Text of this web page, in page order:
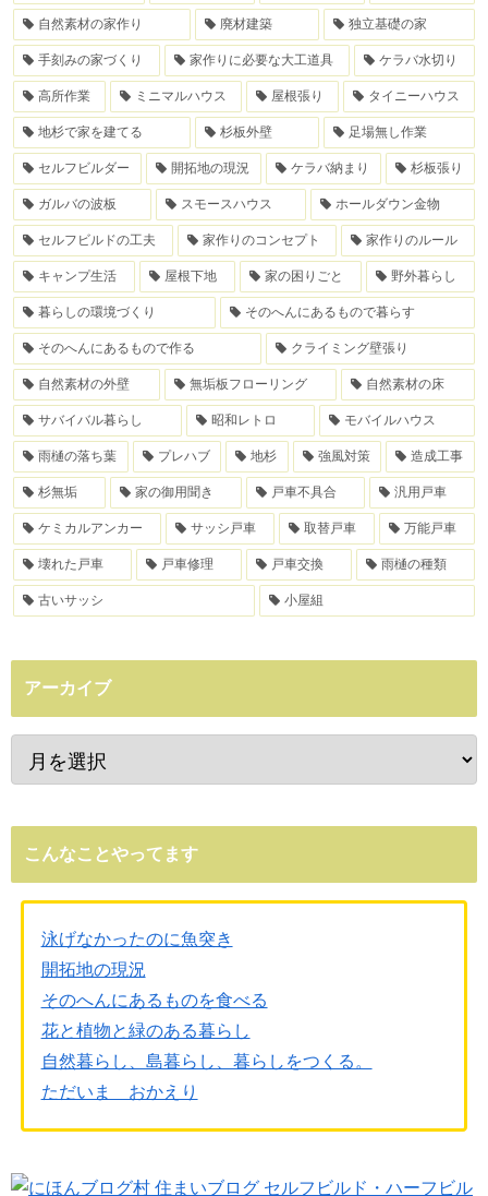
自然素材の家作り 廃材建築 独立基礎の家
手刻みの家づくり 家作りに必要な大工道具 ケラバ水切り
高所作業 ミニマルハウス 屋根張り タイニーハウス
地杉で家を建てる 杉板外壁 足場無し作業
セルフビルダー 開拓地の現況 ケラバ納まり 杉板張り
ガルバの波板 スモースハウス ホールダウン金物
セルフビルドの工夫 家作りのコンセプト 家作りのルール
キャンプ生活 屋根下地 家の困りごと 野外暮らし
暮らしの環境づくり そのへんにあるもので暮らす
そのへんにあるもので作る クライミング壁張り
自然素材の外壁 無垢板フローリング 自然素材の床
サバイバル暮らし 昭和レトロ モバイルハウス
雨樋の落ち葉 プレハブ 地杉 強風対策 造成工事
杉無垢 家の御用聞き 戸車不具合 汎用戸車
ケミカルアンカー サッシ戸車 取替戸車 万能戸車
壊れた戸車 戸車修理 戸車交換 雨樋の種類
古いサッシ 小屋組
アーカイブ
こんなことやってます
泳げなかったのに魚突き
開拓地の現況
そのへんにあるものを食べる
花と植物と緑のある暮らし
自然暮らし、島暮らし、暮らしをつくる。
ただいま おかえり